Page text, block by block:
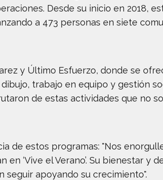
Desde su inicio en 2018,
a 473 personas en siete
y Último Esfuerzo, donde se
trabajo en equipo y gestión
de estas actividades que no
de estos programas: "Nos
‘Vive el Verano’. Su bienestar y
apoyando su crecimiento".